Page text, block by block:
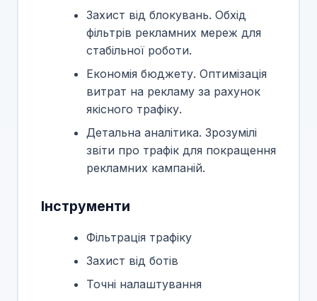
Захист від блокувань. Обхід
фільтрів рекламних мереж для
стабільної роботи.
Економія бюджету. Оптимізація
витрат на рекламу за рахунок
якісного трафіку.
Детальна аналітика. Зрозумілі
звіти про трафік для покращення
рекламних кампаній.
Інструменти
Фільтрація трафіку
Захист від ботів
Точні налаштування